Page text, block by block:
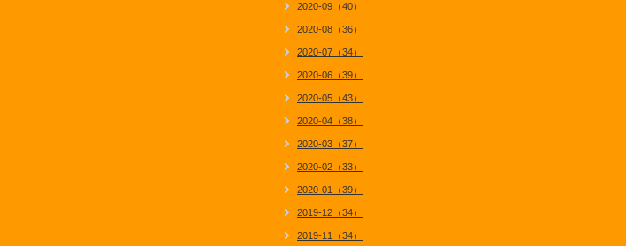
2020-09（40）
2020-08（36）
2020-07（34）
2020-06（39）
2020-05（43）
2020-04（38）
2020-03（37）
2020-02（33）
2020-01（39）
2019-12（34）
2019-11（34）